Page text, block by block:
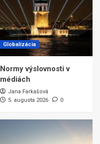
Globalizácia
Normy výslovnosti v
médiách
Jana Farkašová
5. augusta 2026
0